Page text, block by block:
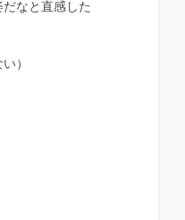
なと直感した
）